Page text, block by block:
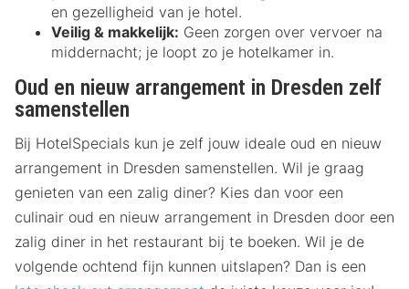
en gezelligheid van je hotel.
Veilig & makkelijk: Geen zorgen over vervoer na
middernacht; je loopt zo je hotelkamer in.
Oud en nieuw arrangement in Dresden zelf
samenstellen
Bij HotelSpecials kun je zelf jouw ideale oud en nieuw
arrangement in Dresden samenstellen. Wil je graag
genieten van een zalig diner? Kies dan voor een
culinair oud en nieuw arrangement in Dresden door een
zalig diner in het restaurant bij te boeken. Wil je de
volgende ochtend fijn kunnen uitslapen? Dan is een